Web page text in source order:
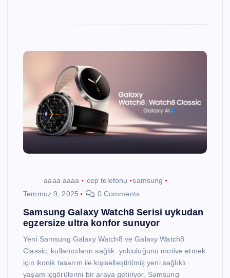
aaaa aaaa cep telefonu
samsung
Temmuz 9, 2025
0 Comments
Samsung Galaxy Watch8 Serisi uykudan
egzersize ultra konfor sunuyor
Yeni Samsung Galaxy Watch8 ve Galaxy Watch8
Classic, kullanıcıların sağlık yolculuğunu motive etmek
için ikonik tasarım ile kişiselleştirilmiş yeni sağlıklı
yaşam içgörülerini bir araya getiriyor. Samsung